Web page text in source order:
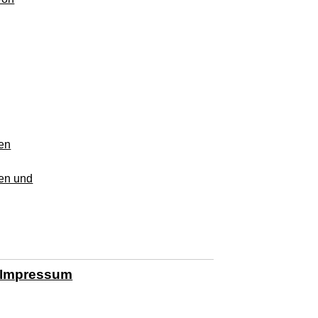
und
Impressum